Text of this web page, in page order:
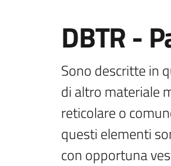
DBTR -
Sono descritte in
di altro materiale
reticolare o
questi elementi
con opportuna